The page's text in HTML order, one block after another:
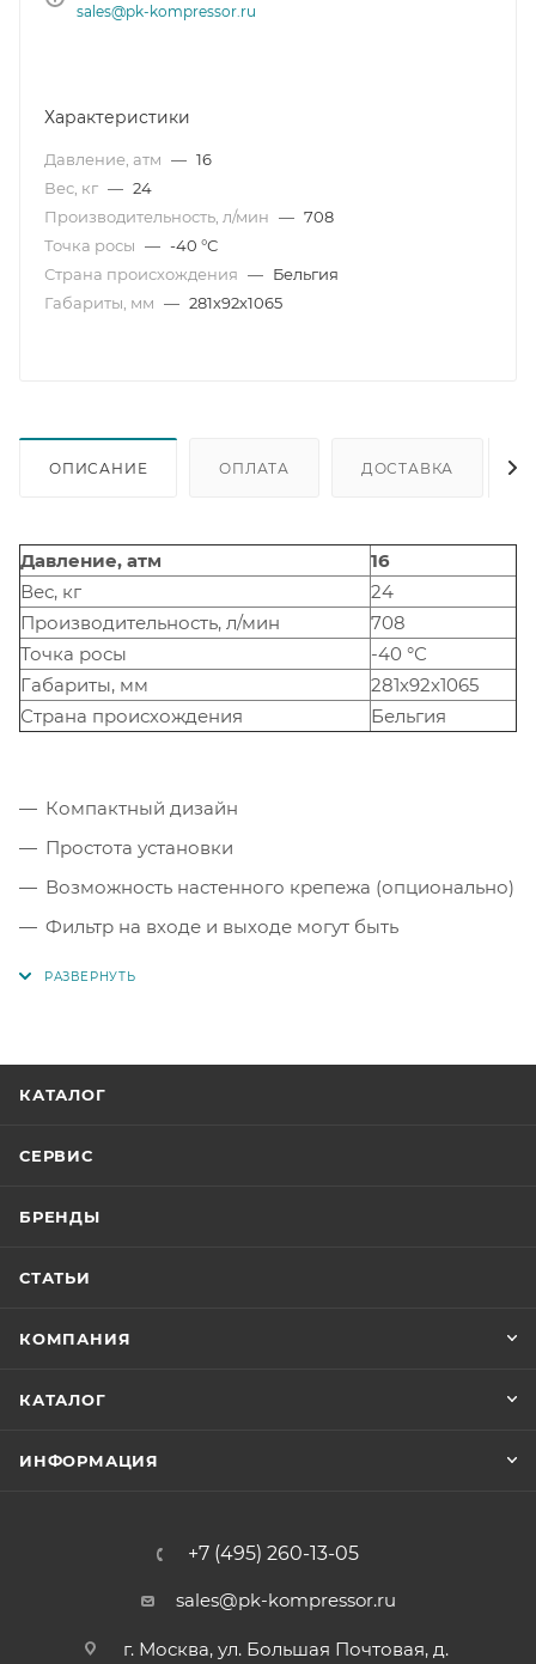
sales@pk-kompressor.ru
Характеристики
Давление, атм — 16
Вес, кг — 24
Производительность, л/мин — 708
Точка росы — -40 °С
Страна происхождения — Бельгия
Габариты, мм — 281х92х1065
ОПИСАНИЕ ОПЛАТА ДОСТАВКА
Давление, атм
16
Вес, кг
24
Производительность, л/мин
708
Точка росы
-40 °С
Габариты, мм
281х92х1065
Страна происхождения
Бельгия
Компактный дизайн
Простота установки
Возможность настенного крепежа (опционально)
Фильтр на входе и выходе могут быть
Каждая башня оснащена высокоэффективным
глушителем для тихой работы
КАТАЛОГ
СЕРВИС
БРЕНДЫ
СТАТЬИ
КОМПАНИЯ
КАТАЛОГ
ИНФОРМАЦИЯ
+7 (495) 260-13-05
sales@pk-kompressor.ru
г. Москва, ул. Большая Почтовая, д.